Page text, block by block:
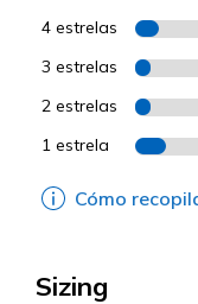
4 estrelas
3 estrelas
2 estrelas
1 estrela
Cómo
Sizing